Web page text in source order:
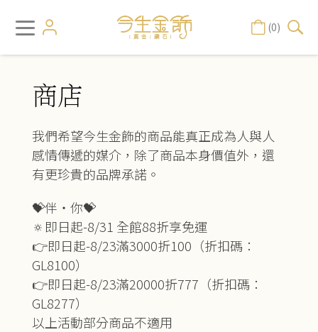
(0)
商店
我們希望今生金飾的商品能真正成為人與人
感情傳遞的媒介，除了商品本身價值外，還
有更珍貴的品牌承諾。
💝伴‧你💝
🔅即日起-8/31 全館88折享免運
👉即日起-8/23滿3000折100（折扣碼：
GL8100）
👉即日起-8/23滿20000折777（折扣碼：
GL8277）
以上活動部分商品不適用